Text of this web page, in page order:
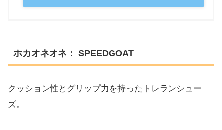
ホカオネオネ： SPEEDGOAT
クッション性とグリップ力を持ったトレランシュー
ズ。